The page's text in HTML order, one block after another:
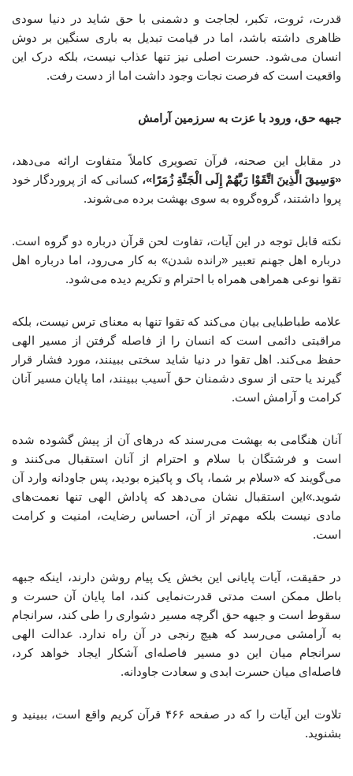
قدرت، ثروت، تکبر، لجاجت و دشمنی با حق شاید در دنیا سودی
ظاهری داشته باشد، اما در قیامت تبدیل به باری سنگین بر دوش
انسان می‌شود. حسرت اصلی نیز تنها عذاب نیست، بلکه درک این
واقعیت است که فرصت نجات وجود داشت اما از دست رفت.
جبهه حق، ورود با عزت به سرزمین آرامش
در مقابل این صحنه، قرآن تصویری کاملاً متفاوت ارائه می‌دهد،
«وَسِیقَ الَّذِینَ اتَّقَوْا رَبَّهُمْ إِلَی الْجَنَّةِ زُمَرًا»، کسانی که از پروردگار خود
پروا داشتند، گروه‌گروه به سوی بهشت برده می‌شوند.
نکته قابل توجه در این آیات، تفاوت لحن قرآن درباره دو گروه است.
درباره اهل جهنم تعبیر «رانده شدن» به کار می‌رود، اما درباره اهل
تقوا نوعی همراهی همراه با احترام و تکریم دیده می‌شود.
علامه طباطبایی بیان می‌کند که تقوا تنها به معنای ترس نیست، بلکه
مراقبتی دائمی است که انسان را از فاصله گرفتن از مسیر الهی
حفظ می‌کند. اهل تقوا در دنیا شاید سختی ببینند، مورد فشار قرار
گیرند یا حتی از سوی دشمنان حق آسیب ببینند، اما پایان مسیر آنان
کرامت و آرامش است.
آنان هنگامی به بهشت می‌رسند که درهای آن از پیش گشوده شده
است و فرشتگان با سلام و احترام از آنان استقبال می‌کنند و
می‌گویند که «سلام بر شما، پاک و پاکیزه بودید، پس جاودانه وارد آن
شوید.»این استقبال نشان می‌دهد که پاداش الهی تنها نعمت‌های
مادی نیست بلکه مهم‌تر از آن، احساس رضایت، امنیت و کرامت
است.
در حقیقت، آیات پایانی این بخش یک پیام روشن دارند، اینکه جبهه
باطل ممکن است مدتی قدرت‌نمایی کند، اما پایان آن حسرت و
سقوط است و جبهه حق اگرچه مسیر دشواری را طی کند، سرانجام
به آرامشی می‌رسد که هیچ رنجی در آن راه ندارد. عدالت الهی
سرانجام میان این دو مسیر فاصله‌ای آشکار ایجاد خواهد کرد،
فاصله‌ای میان حسرت ابدی و سعادت جاودانه.
تلاوت این آیات را که در صفحه ۴۶۶ قرآن کریم واقع است، ببینید و
بشنوید.